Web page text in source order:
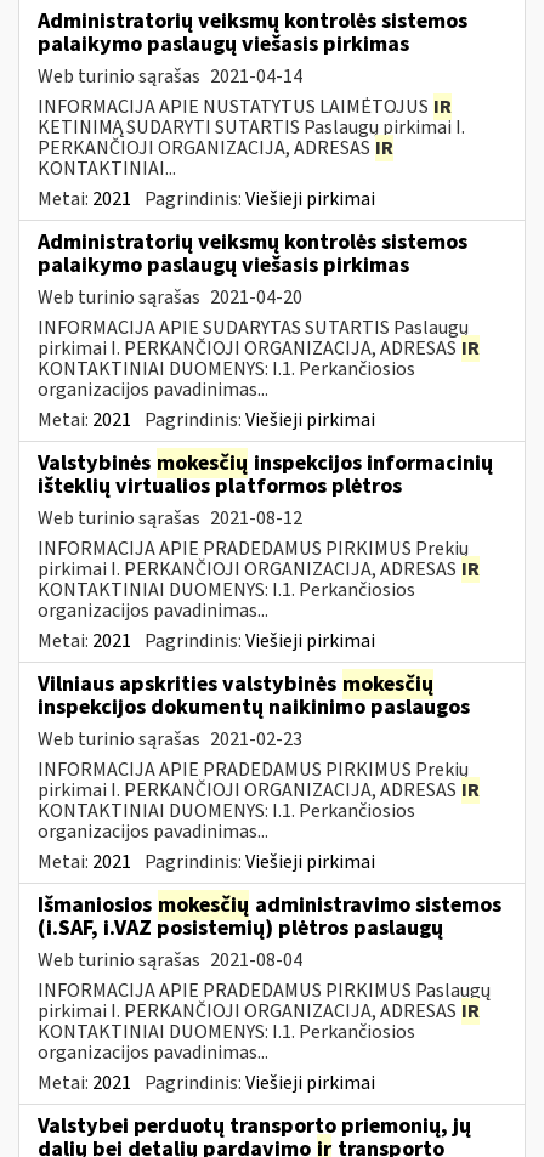
Administratorių veiksmų kontrolės sistemos
palaikymo paslaugų viešasis pirkimas
Web turinio sąrašas 2021-04-14
INFORMACIJA APIE NUSTATYTUS LAIMĖTOJUS IR
KETINIMĄ SUDARYTI SUTARTIS Paslaugų pirkimai I.
PERKANČIOJI ORGANIZACIJA, ADRESAS IR
KONTAKTINIAI...
Metai: 2021 Pagrindinis:Viešieji pirkimai
Administratorių veiksmų kontrolės sistemos
palaikymo paslaugų viešasis pirkimas
Web turinio sąrašas 2021-04-20
INFORMACIJA APIE SUDARYTAS SUTARTIS Paslaugų
pirkimai I. PERKANČIOJI ORGANIZACIJA, ADRESAS IR
KONTAKTINIAI DUOMENYS: I.1. Perkančiosios
organizacijos pavadinimas...
Metai: 2021 Pagrindinis:Viešieji pirkimai
Valstybinės mokesčių inspekcijos informacinių
išteklių virtualios platformos plėtros
Web turinio sąrašas 2021-08-12
INFORMACIJA APIE PRADEDAMUS PIRKIMUS Prekių
pirkimai I. PERKANČIOJI ORGANIZACIJA, ADRESAS IR
KONTAKTINIAI DUOMENYS: I.1. Perkančiosios
organizacijos pavadinimas...
Metai: 2021 Pagrindinis:Viešieji pirkimai
Vilniaus apskrities valstybinės mokesčių
inspekcijos dokumentų naikinimo paslaugos
Web turinio sąrašas 2021-02-23
INFORMACIJA APIE PRADEDAMUS PIRKIMUS Prekių
pirkimai I. PERKANČIOJI ORGANIZACIJA, ADRESAS IR
KONTAKTINIAI DUOMENYS: I.1. Perkančiosios
organizacijos pavadinimas...
Metai: 2021 Pagrindinis:Viešieji pirkimai
Išmaniosios mokesčių administravimo sistemos
(i.SAF, i.VAZ posistemių) plėtros paslaugų
Web turinio sąrašas 2021-08-04
INFORMACIJA APIE PRADEDAMUS PIRKIMUS Paslaugų
pirkimai I. PERKANČIOJI ORGANIZACIJA, ADRESAS IR
KONTAKTINIAI DUOMENYS: I.1. Perkančiosios
organizacijos pavadinimas...
Metai: 2021 Pagrindinis:Viešieji pirkimai
Valstybei perduotų transporto priemonių, jų
dalių bei detalių pardavimo ir transporto